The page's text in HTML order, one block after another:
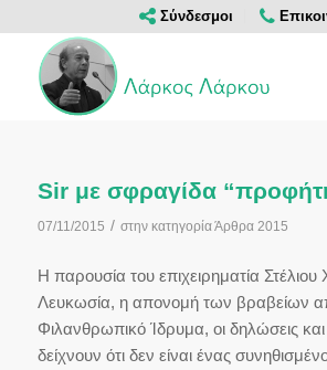
Σύνδεσμοι
Sir με σφραγίδα
07/11/2015 / στην κατηγορίαΆρθρα 2015
Η παρουσία του επιχειρηματία
Λευκωσία, η απονομή των βραβείων
Φιλανθρωπικό Ίδρυμα, οι δηλώσεις και
δείχνουν ότι δεν είναι ένας